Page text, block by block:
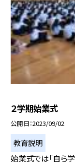
２学期始業式
公開日 2023/09/02
教育説明
始業式では「自ら